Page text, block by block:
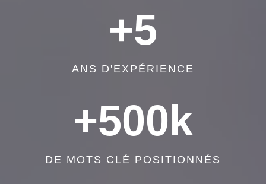
+5
ANS D'EXPÉRIENCE
+500k
DE MOTS CLÉ POSITIONNÉS